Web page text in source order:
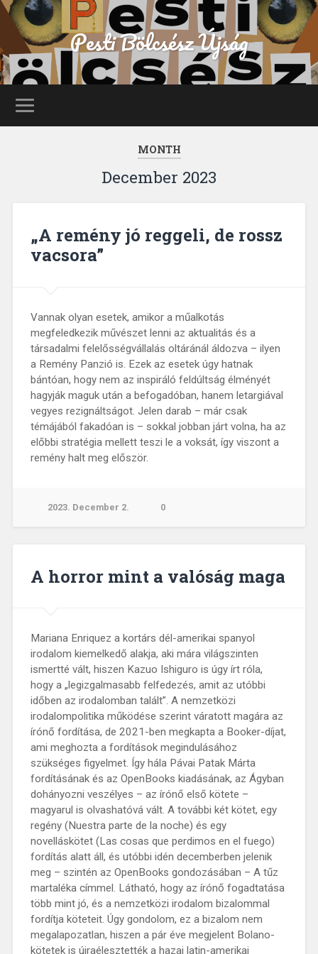
Pesti Bölcsész Újság
MONTH
December 2023
„A remény jó reggeli, de rossz
vacsora”
Vannak olyan esetek, amikor a műalkotás
megfeledkezik művészet lenni az aktualitás és a
társadalmi felelősségvállalás oltáránál áldozva – ilyen
a Remény Panzió is. Ezek az esetek úgy hatnak
bántóan, hogy nem az inspiráló feldúltság élményét
hagyják maguk után a befogadóban, hanem letargiával
vegyes rezignáltságot. Jelen darab – már csak
témájából fakadóan is – sokkal jobban járt volna, ha az
előbbi stratégia mellett teszi le a voksát, így viszont a
remény halt meg először.
2023. December 2. 0
A horror mint a valóság maga
Mariana Enriquez a kortárs dél-amerikai spanyol
irodalom kiemelkedő alakja, aki mára világszinten
ismertté vált, hiszen Kazuo Ishiguro is úgy írt róla,
hogy a „legizgalmasabb felfedezés, amit az utóbbi
időben az irodalomban talált”. A nemzetközi
irodalompolitika működése szerint váratott magára az
írónő fordítása, de 2021-ben megkapta a Booker-díjat,
ami meghozta a fordítások megindulásához
szükséges figyelmet. Így hála Pávai Patak Márta
fordításának és az OpenBooks kiadásának, az Ágyban
dohányozni veszélyes – az írónő első kötete –
magyarul is olvashatóvá vált. A további két kötet, egy
regény (Nuestra parte de la noche) és egy
novelláskötet (Las cosas que perdimos en el fuego)
fordítás alatt áll, és utóbbi idén decemberben jelenik
meg – szintén az OpenBooks gondozásában – A tűz
martaléka címmel. Látható, hogy az írónő fogadtatása
több mint jó, és a nemzetközi irodalom bizalommal
fordítja köteteit. Úgy gondolom, ez a bizalom nem
megalapozatlan, hiszen a pár éve megjelent Bolano-
kötetek is újraélesztették a hazai latin-amerikai